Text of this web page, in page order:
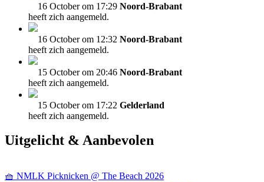
16 October om 17:29 Noord-Brabant
heeft zich aangemeld.
16 October om 12:32 Noord-Brabant
heeft zich aangemeld.
15 October om 20:46 Noord-Brabant
heeft zich aangemeld.
15 October om 17:22 Gelderland
heeft zich aangemeld.
Uitgelicht & Aanbevolen
🧺 NMLK Picknicken @ The Beach 2026